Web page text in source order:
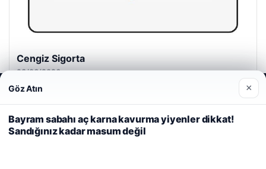
Cengiz Sigorta
23/06/2026
Web sitemizi nasıl kullandığınızı daha iyi anlayabilmek,
deneyiminizi kişiselleştirmek ve geliştirmek amacıyla çerezler
kullanıyoruz.
Çerez Politikamız
Reddet Kabul Et
Göz Atın ×
Bayram sabahı aç karna kavurma yiyenler dikkat!
Sandığınız kadar masum değil